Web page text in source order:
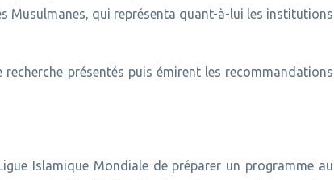
Musulmanes, qui représenta quant-à-lui les institutions
présentés puis émirent les recommandations
Islamique Mondiale de préparer un programme au